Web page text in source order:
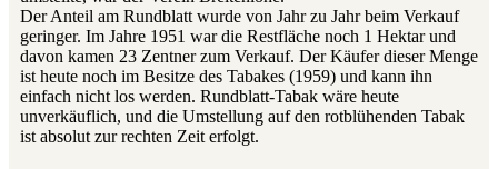
Der Anteil am Rundblatt wurde von Jahr zu Jahr beim Verkauf
geringer. Im Jahre 1951 war die Restfläche noch 1 Hektar und
davon kamen 23 Zentner zum Verkauf. Der Käufer dieser Menge
ist heute noch im Besitze des Tabakes (1959) und kann ihn
einfach nicht los werden. Rundblatt-Tabak wäre heute
unverkäuflich, und die Umstellung auf den rotblühenden Tabak
ist absolut zur rechten Zeit erfolgt.